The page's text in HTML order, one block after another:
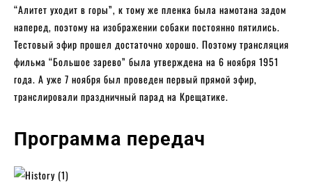
“Алитет уходит в горы”, к тому же пленка была намотана задом
наперед, поэтому на изображении собаки постоянно пятились.
Тестовый эфир прошел достаточно хорошо. Поэтому трансляция
фильма “Большое зарево” была утверждена на 6 ноября 1951
года. А уже 7 ноября был проведен первый прямой эфир,
транслировали праздничный парад на Крещатике.
Программа передач